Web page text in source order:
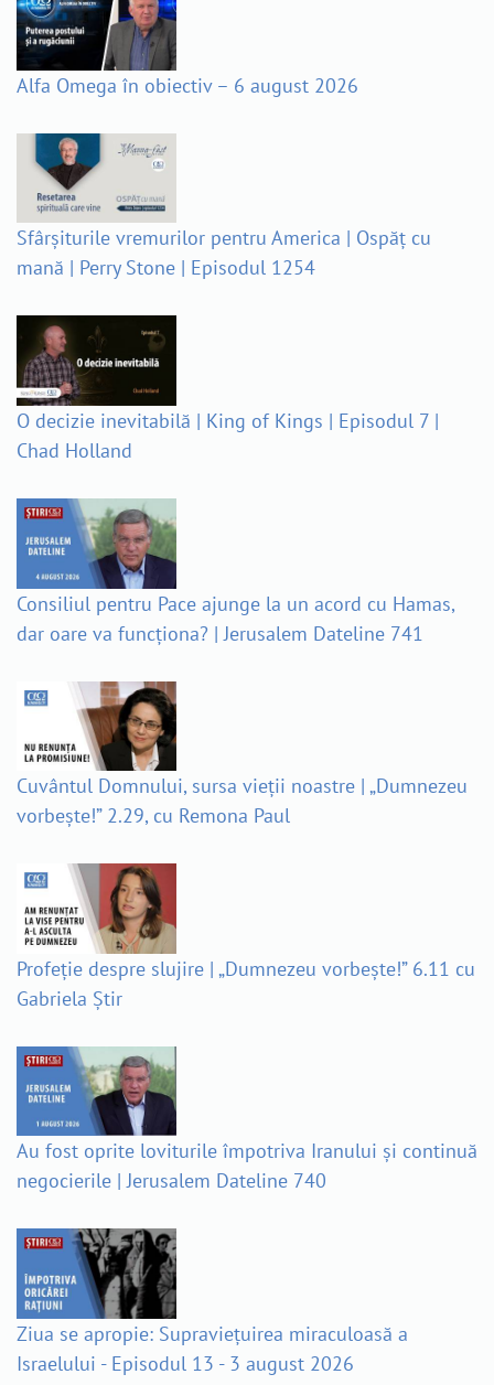
Alfa Omega în obiectiv – 6 august 2026
Sfârșiturile vremurilor pentru America | Ospăț cu
mană | Perry Stone | Episodul 1254
O decizie inevitabilă | King of Kings | Episodul 7 |
Chad Holland
Consiliul pentru Pace ajunge la un acord cu Hamas,
dar oare va funcționa? | Jerusalem Dateline 741
Cuvântul Domnului, sursa vieții noastre | „Dumnezeu
vorbește!” 2.29, cu Remona Paul
Profeție despre slujire | „Dumnezeu vorbește!” 6.11 cu
Gabriela Știr
Au fost oprite loviturile împotriva Iranului și continuă
negocierile | Jerusalem Dateline 740
Ziua se apropie: Supraviețuirea miraculoasă a
Israelului - Episodul 13 - 3 august 2026